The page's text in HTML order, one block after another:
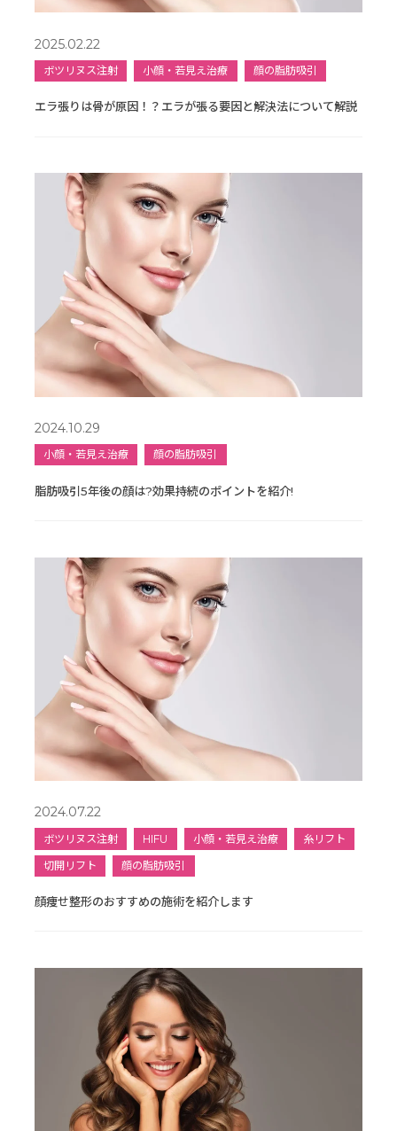
2025.02.22
ボツリヌス注射 小顔・若見え治療 顔の脂肪吸引
エラ張りは骨が原因！？エラが張る要因と解決法について解説
2024.10.29
小顔・若見え治療 顔の脂肪吸引
脂肪吸引5年後の顔は?効果持続のポイントを紹介!
2024.07.22
ボツリヌス注射 HIFU 小顔・若見え治療 糸リフト
切開リフト 顔の脂肪吸引
顔痩せ整形のおすすめの施術を紹介します